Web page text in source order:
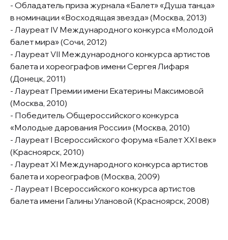
- Обладатель приза журнала «Балет» «Душа танца»
в номинации «Восходящая звезда» (Москва, 2013)
- Лауреат IV Международного конкурса «Молодой
балет мира» (Сочи, 2012)
- Лауреат VII Международного конкурса артистов
балета и хореографов имени Сергея Лифаря
(Донецк, 2011)
- Лауреат Премии имени Екатерины Максимовой
(Москва, 2010)
- Победитель Общероссийского конкурса
«Молодые дарования России» (Москва, 2010)
- Лауреат I Всероссийского форума «Балет XXI век»
(Красноярск, 2010)
- Лауреат XI Международного конкурса артистов
балета и хореографов (Москва, 2009)
- Лауреат I Всероссийского конкурса артистов
балета имени Галины Улановой (Красноярск, 2008)